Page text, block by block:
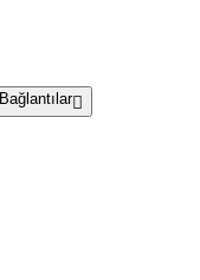
Bağlantılar